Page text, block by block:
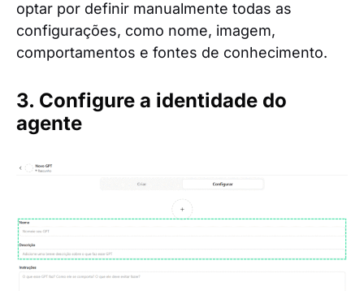
optar por definir manualmente todas as
configurações, como nome, imagem,
comportamentos e fontes de conhecimento.
3. Configure a identidade do
agente